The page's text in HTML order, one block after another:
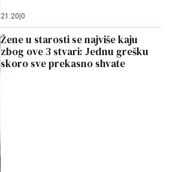
21:20 0
Žene u starosti se najviše kaju
zbog ove 3 stvari: Jednu grešku
skoro sve prekasno shvate